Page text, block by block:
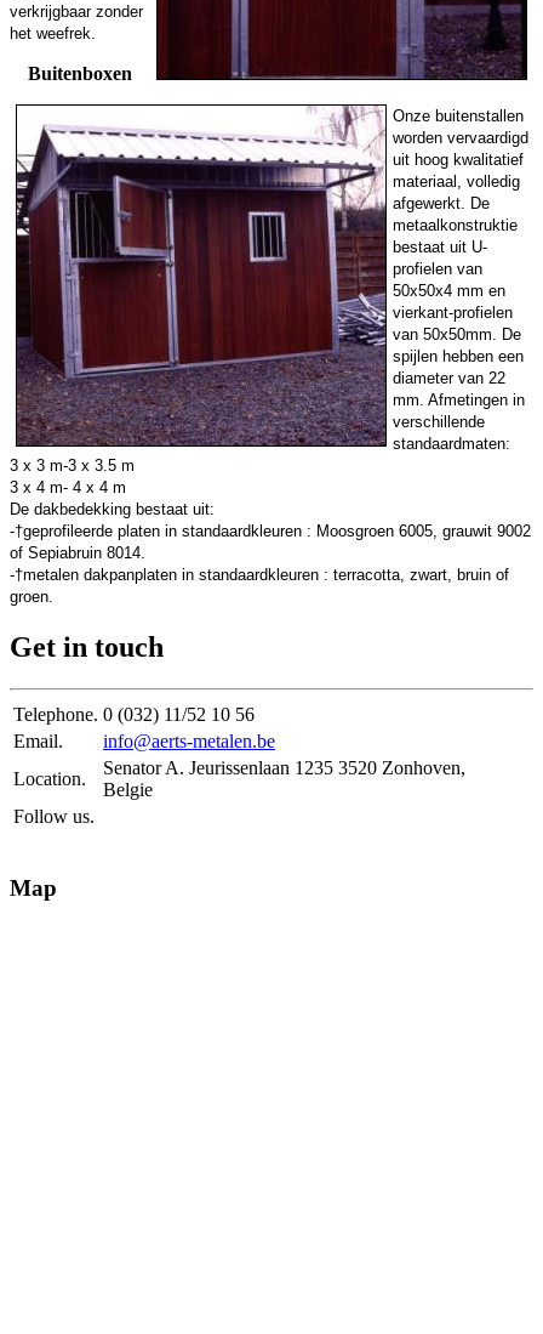
verkrijgbaar zonder
het weefrek.
Buitenboxen
Onze buitenstallen
worden vervaardigd
uit hoog kwalitatief
materiaal, volledig
afgewerkt. De
metaalkonstruktie
bestaat uit U-
profielen van
50x50x4 mm en
vierkant-profielen
van 50x50mm. De
spijlen hebben een
diameter van 22
mm. Afmetingen in
verschillende
standaardmaten:
3 x 3 m-3 x 3.5 m
3 x 4 m- 4 x 4 m
De dakbedekking bestaat uit:
-†geprofileerde platen in standaardkleuren : Moosgroen 6005, grauwit 9002
of Sepiabruin 8014.
-†metalen dakpanplaten in standaardkleuren : terracotta, zwart, bruin of
groen.
Get in touch
Telephone. 0 (032) 11/52 10 56
Email.
info@aerts-metalen.be
Location.
Senator A. Jeurissenlaan 1235 3520 Zonhoven,
Belgie
Follow us.
Map